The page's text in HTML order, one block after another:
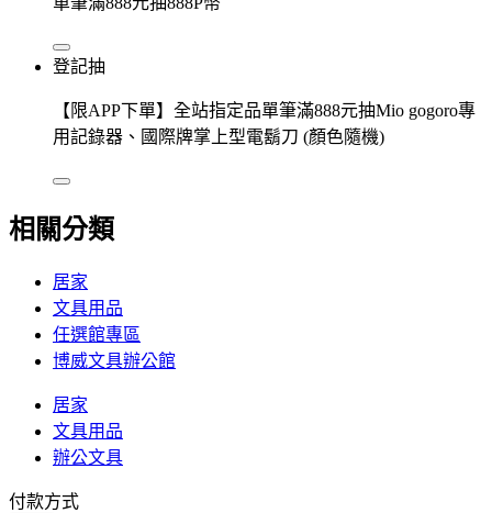
登記抽
【限APP下單】全站指定品單筆滿888元抽Mio gogoro專
用記錄器、國際牌掌上型電鬍刀 (顏色隨機)
相關分類
居家
文具用品
任選館專區
博威文具辦公館
居家
文具用品
辦公文具
付款方式